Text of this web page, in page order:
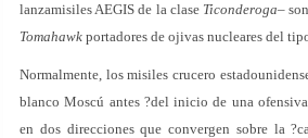
lanzamisiles AEGIS de la clase Ticonderoga–
Tomahawk portadores de ojivas nucleares del
Normalmente, los misiles crucero
blanco Moscú antes ?del inicio de una ofensiva
en dos direcciones que convergen sobre la